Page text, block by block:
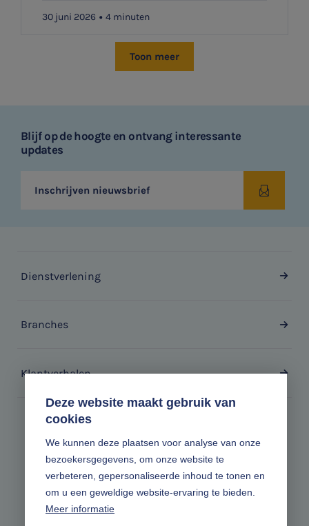
Deze website maakt gebruik van
cookies
We kunnen deze plaatsen voor analyse van onze
bezoekersgegevens, om onze website te
verbeteren, gepersonaliseerde inhoud te tonen en
om u een geweldige website-ervaring te bieden.
Meer informatie
30 juni 2026 4 minuten
Toon meer
Blijf op de hoogte en ontvang interessante
updates
Inschrijven nieuwsbrief
Dienstverlening
Branches
Klantverhalen
Volg ons online